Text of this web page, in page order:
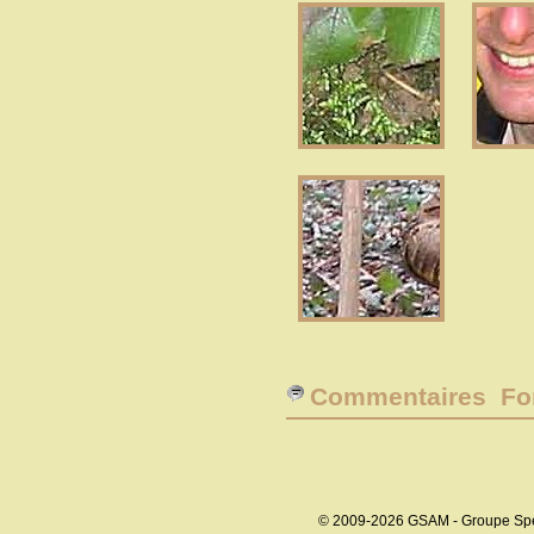
Commentaires
© 2009-2026 GSAM - Groupe